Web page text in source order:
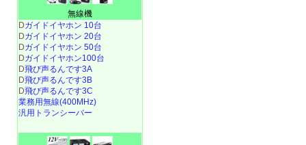
無線機
Dガイドイヤホン 10台
Dガイドイヤホン 20台
Dガイドイヤホン 50台
Dガイドイヤホン100台
D飛び声るんです3A
D飛び声るんです3B
D飛び声るんです3C
業務用無線(400MHz)
汎用トランシーバー